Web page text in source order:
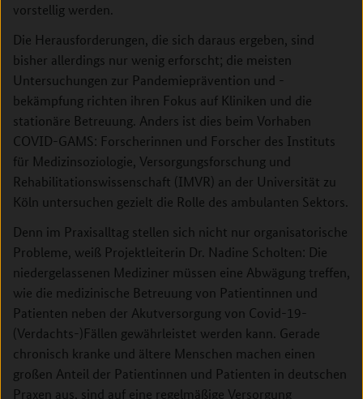
vorstellig werden.
Die Herausforderungen, die sich daraus ergeben, sind
bisher allerdings nur wenig erforscht; die meisten
Untersuchungen zur Pandemieprävention und -
bekämpfung richten ihren Fokus auf Kliniken und die
stationäre Betreuung. Anders ist dies beim Vorhaben
COVID-GAMS: Forscherinnen und Forscher des Instituts
für Medizinsoziologie, Versorgungsforschung und
Rehabilitationswissenschaft (IMVR) an der Universität zu
Köln untersuchen gezielt die Rolle des ambulanten Sektors.
Denn im Praxisalltag stellen sich nicht nur organisatorische
Probleme, weiß Projektleiterin Dr. Nadine Scholten: Die
niedergelassenen Mediziner müssen eine Abwägung treffen,
wie die medizinische Betreuung von Patientinnen und
Patienten neben der Akutversorgung von Covid-19-
(Verdachts-)Fällen gewährleistet werden kann. Gerade
chronisch kranke und ältere Menschen machen einen
großen Anteil der Patientinnen und Patienten in deutschen
Praxen aus, sind auf eine regelmäßige Versorgung